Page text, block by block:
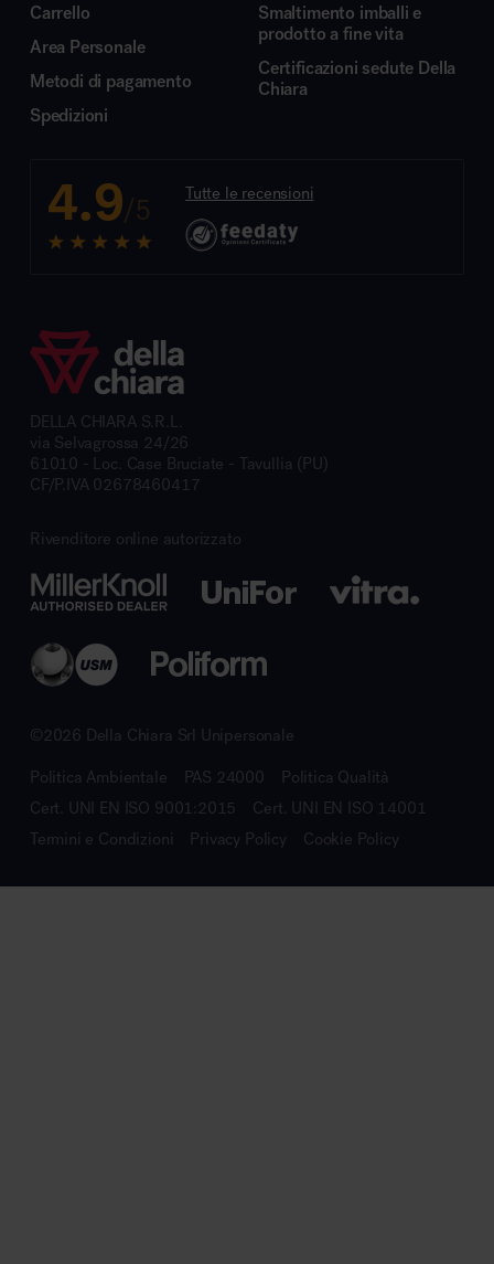
Carrello
Area Personale
Metodi di pagamento
Spedizioni
Smaltimento imballi e
prodotto a fine vita
Certificazioni sedute Della
Chiara
4.9/5 Tutte le recensioni
DELLA CHIARA S.R.L.
via Selvagrossa 24/26
61010 - Loc. Case Bruciate - Tavullia (PU)
CF/P.IVA 02678460417
Rivenditore online autorizzato
©2026 Della Chiara Srl Unipersonale
Politica Ambientale PAS 24000
Politica Qualità
Cert. UNI EN ISO 9001:2015
Cert. UNI EN ISO 14001
Termini e Condizioni
Privacy Policy Cookie Policy